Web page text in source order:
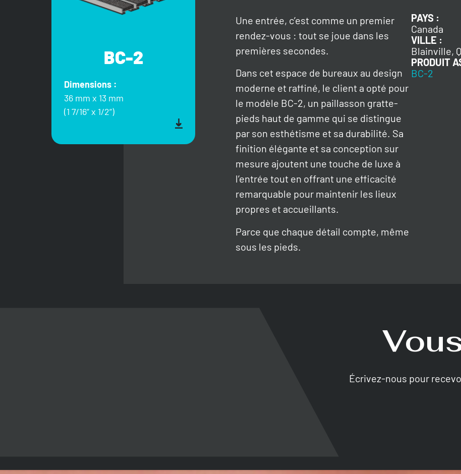
BC-2
Dimensions :
36 mm x 13 mm
(1 7/16” x 1/2”)
Une entrée, c’est comme un premier
rendez-vous : tout se joue dans les
premières secondes.
Dans cet espace de bureaux au design
moderne et raffiné, le client a opté pour
le modèle BC-2, un paillasson gratte-
pieds haut de gamme qui se distingue
par son esthétisme et sa durabilité. Sa
finition élégante et sa conception sur
mesure ajoutent une touche de luxe à
l’entrée tout en offrant une efficacité
remarquable pour maintenir les lieux
propres et accueillants.
Parce que chaque détail compte, même
sous les pieds.
PAYS :
Canada
VILLE :
Blainville,
PRODUIT
BC-2
Écrivez-nous pour